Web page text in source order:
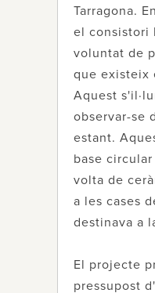
Tarragona.
el consistori
voluntat de
que existeix
Aquest
observar-se
estant.
base
volta de
a les cases
destinava a
El projecte
pressupost